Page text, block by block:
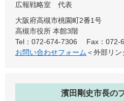
広報戦略室
代表
大阪府高槻市桃園町2番1号
高槻市役所 本館3階
Tel：072-674-7306
Fax：072-
お問い合わせフォーム ＜外部リン
濱田剛史市長の